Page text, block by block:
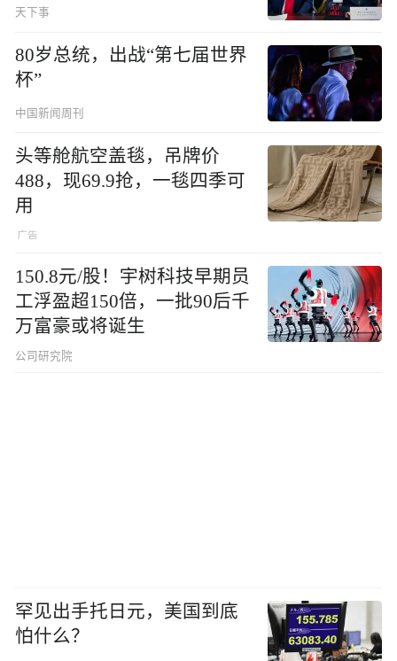
天下事
80岁总统，出战“第七届世界
杯”
中国新闻周刊
头等舱航空盖毯，吊牌价
488，现69.9抢，一毯四季可
用
150.8元/股！宇树科技早期员
工浮盈超150倍，一批90后千
万富豪或将诞生
公司研究院
罕见出手托日元，美国到底
怕什么？